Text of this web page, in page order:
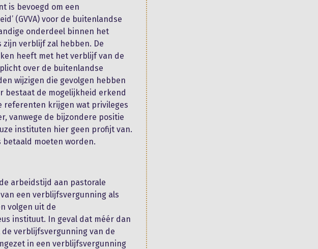
is bevoegd om een
(GVVA) voor de buitenlandse
onderdeel binnen het
verblijf zal hebben. De
heeft met het verblijf van de
over de buitenlandse
wijzigen die gevolgen hebben
bestaat de mogelijkheid erkend
referenten krijgen wat privileges
vanwege de bijzondere positie
instituten hier geen profijt van.
moeten worden.
arbeidstijd aan pastorale
een verblijfsvergunning als
volgen uit de
instituut. In geval dat méér dan
verblijfsvergunning van de
in een verblijfsvergunning